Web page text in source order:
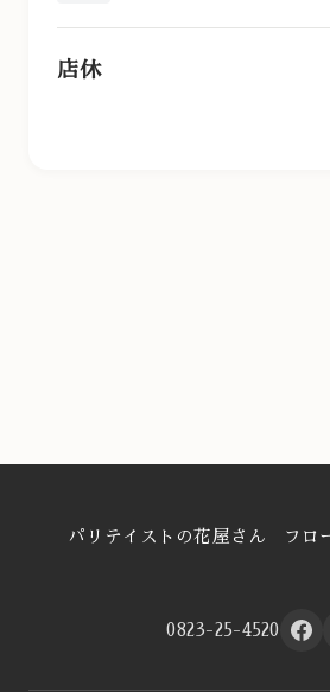
店休
パリテイストの花屋さん フロ
0823-25-4520